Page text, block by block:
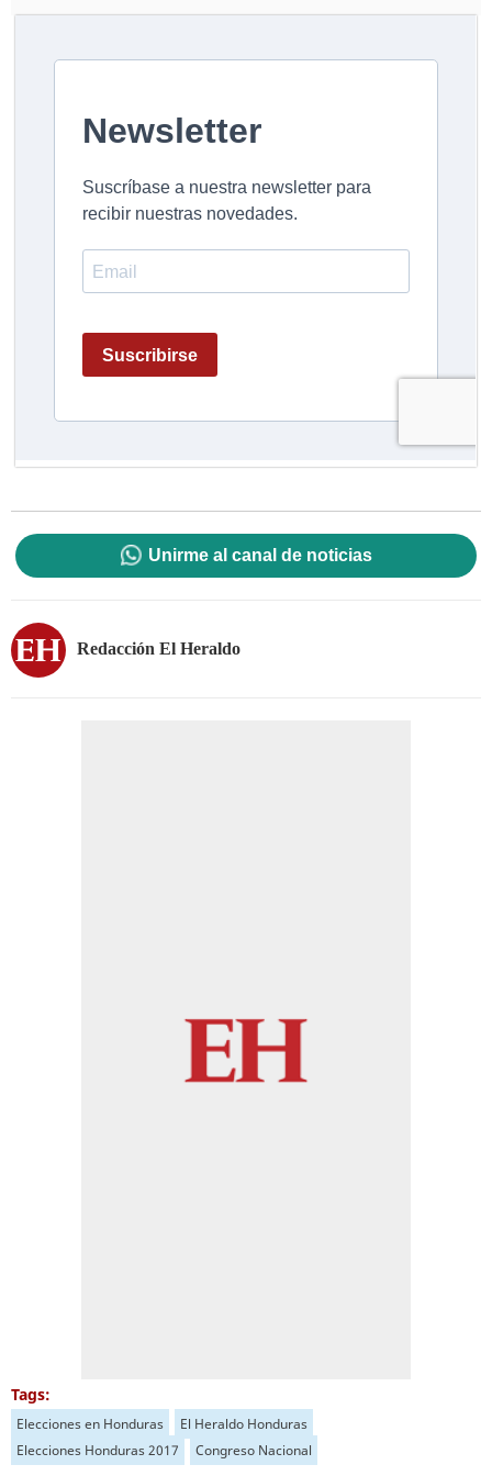
Unirme al canal de noticias
Redacción El Heraldo
Tags:
Elecciones en Honduras
El Heraldo Honduras
Elecciones Honduras 2017
Congreso Nacional